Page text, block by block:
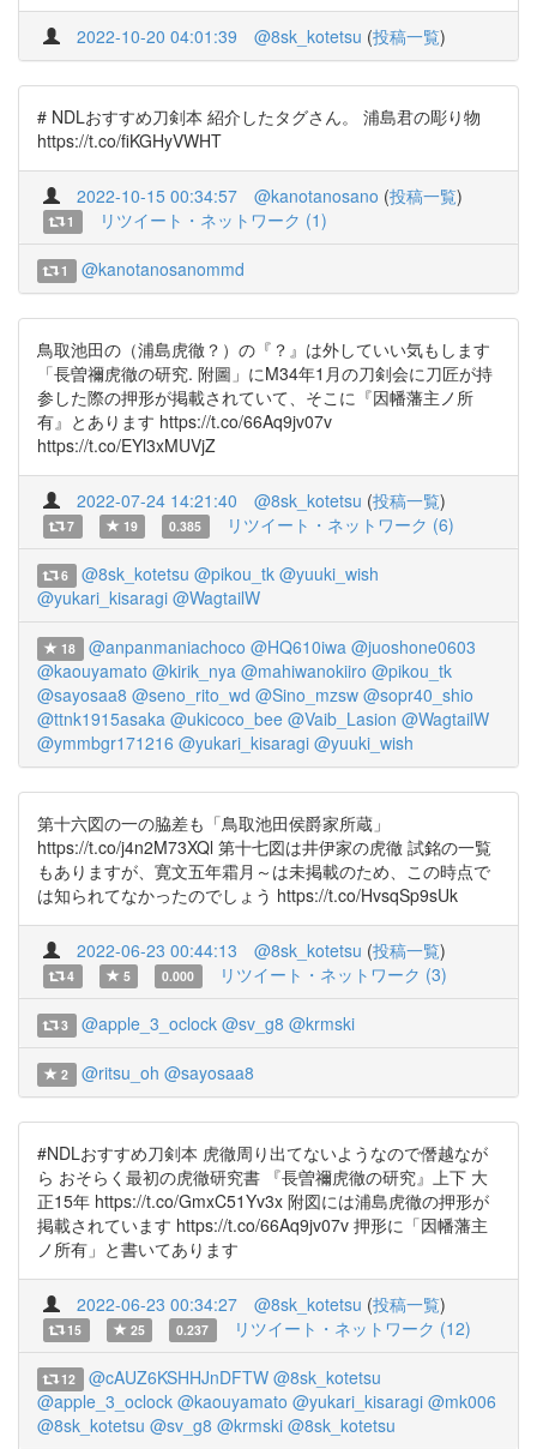
2022-10-20 04:01:39 @8sk_kotetsu (投稿一覧)
# NDLおすすめ刀剣本 紹介したタグさん。 浦島君の彫り物
https://t.co/fiKGHyVWHT
2022-10-15 00:34:57 @kanotanosano (投稿一覧)
1 リツイート・ネットワーク (1)
1 @kanotanosanommd
鳥取池田の（浦島虎徹？）の『？』は外していい気もします
「長曽禰虎徹の研究. 附圖」にM34年1月の刀剣会に刀匠が持
参した際の押形が掲載されていて、そこに『因幡藩主ノ所
有』とあります https://t.co/66Aq9jv07v
https://t.co/EYl3xMUVjZ
2022-07-24 14:21:40 @8sk_kotetsu (投稿一覧)
7 19 0.385 リツイート・ネットワーク (6)
6 @8sk_kotetsu @pikou_tk @yuuki_wish
@yukari_kisaragi @WagtailW
18 @anpanmaniachoco @HQ610iwa @juoshone0603
@kaouyamato @kirik_nya @mahiwanokiiro @pikou_tk
@sayosaa8 @seno_rito_wd @Sino_mzsw @sopr40_shio
@ttnk1915asaka @ukicoco_bee @Vaib_Lasion @WagtailW
@ymmbgr171216 @yukari_kisaragi @yuuki_wish
第十六図の一の脇差も「鳥取池田侯爵家所蔵」
https://t.co/j4n2M73XQl 第十七図は井伊家の虎徹 試銘の一覧
もありますが、寛文五年霜月～は未掲載のため、この時点で
は知られてなかったのでしょう https://t.co/HvsqSp9sUk
2022-06-23 00:44:13 @8sk_kotetsu (投稿一覧)
4 5 0.000 リツイート・ネットワーク (3)
3 @apple_3_oclock @sv_g8 @krmski
2 @ritsu_oh @sayosaa8
#NDLおすすめ刀剣本 虎徹周り出てないようなので僭越なが
ら おそらく最初の虎徹研究書 『長曽禰虎徹の研究』上下 大
正15年 https://t.co/GmxC51Yv3x 附図には浦島虎徹の押形が
掲載されています https://t.co/66Aq9jv07v 押形に「因幡藩主
ノ所有」と書いてあります
2022-06-23 00:34:27 @8sk_kotetsu (投稿一覧)
15 25 0.237 リツイート・ネットワーク (12)
12 @cAUZ6KSHHJnDFTW @8sk_kotetsu
@apple_3_oclock @kaouyamato @yukari_kisaragi @mk006
@8sk_kotetsu @sv_g8 @krmski @8sk_kotetsu